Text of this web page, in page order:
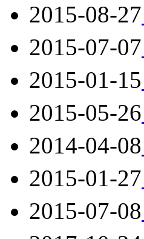
2015-08-27
2015-07-07
2015-01-15
2015-05-26
2014-04-08
2015-01-27
2015-07-08